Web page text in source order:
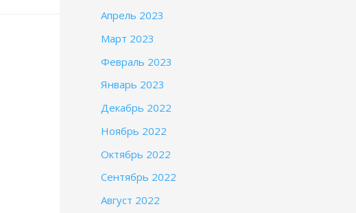
Апрель 2023
Март 2023
Февраль 2023
Январь 2023
Декабрь 2022
Ноябрь 2022
Октябрь 2022
Сентябрь 2022
Август 2022